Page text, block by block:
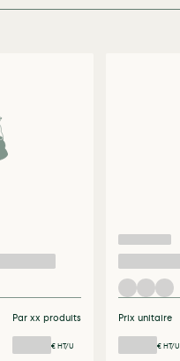
Par xx produits
€ HT/U
Prix unitaire
€ HT/U